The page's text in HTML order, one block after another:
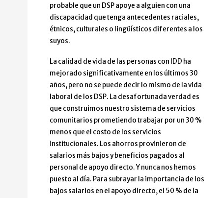
probable que un DSP apoye a alguien con una
discapacidad que tenga antecedentes raciales,
étnicos, culturales o lingüísticos diferentes a los
suyos.
La calidad de vida de las personas con IDD ha
mejorado significativamente en los últimos 30
años, pero no se puede decir lo mismo de la vida
laboral de los DSP. La desafortunada verdad es
que construimos nuestro sistema de servicios
comunitarios prometiendo trabajar por un 30 %
menos que el costo de los servicios
institucionales. Los ahorros provinieron de
salarios más bajos y beneficios pagados al
personal de apoyo directo. Y nunca nos hemos
puesto al día. Para subrayar la importancia de los
bajos salarios en el apoyo directo, el 50 % de la